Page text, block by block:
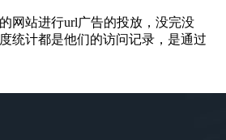
网站进行url广告的投放，没完没
统计都是他们的访问记录，是通过